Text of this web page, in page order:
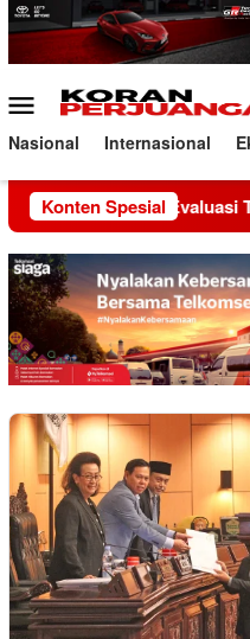
Loncat
ke
konten
Menu
Mobile
Nasional Internasional
Konten Spesial
Fokus Evaluasi Tata